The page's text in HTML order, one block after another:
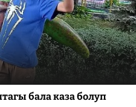
бала каза болуп